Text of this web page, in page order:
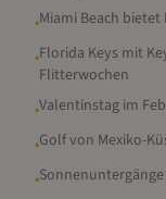
•Miami Beach
•Florida Keys mit
Flitterwochen
•Valentinstag im
•Golf von Mexiko-
•